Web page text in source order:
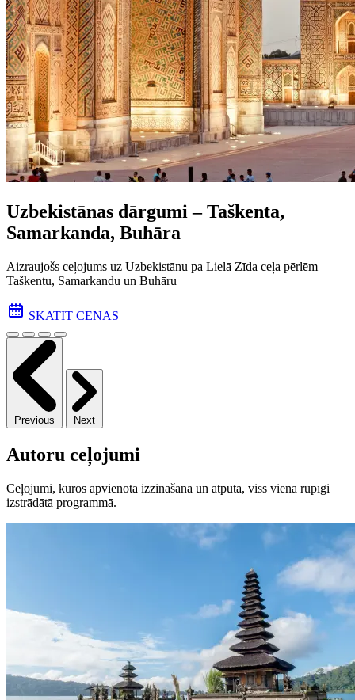
Uzbekistānas dārgumi – Taškenta,
Samarkanda, Buhāra
Aizraujošs ceļojums uz Uzbekistānu pa Lielā Zīda ceļa pēr­lēm –
Taškentu, Samarkandu un Buhāru
SKATĪT CENAS
Previous Next
Autoru ceļojumi
Ceļojumi, kuros apvienota izzināšana un atpūta, viss vienā rūpīgi
izstrādātā programmā.